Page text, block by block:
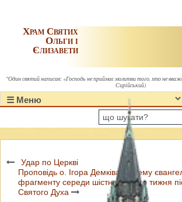
Храм Святих
Ольги і
Єлизавети
"Один святий написав: «Господь не приймає молитви того, хто не
Сирійський)
Удар по Церкві
Проповідь о. Ігора Демківа на тему
фрагменту середи шістнадцятого тижня
Святого Духа